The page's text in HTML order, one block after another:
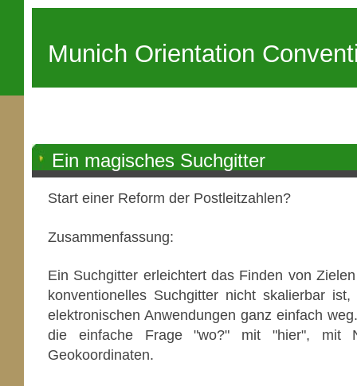
Munich Orientation
Ein magisches Suchgitter
Start einer Reform der Postleitzahlen?
Zusammenfassung:
Ein Suchgitter erleichtert das Finden von
konventionelles Suchgitter nicht skalierbar
elektronischen Anwendungen ganz einfach
die einfache Frage "wo?" mit "hier", mit
Geokoordinaten.